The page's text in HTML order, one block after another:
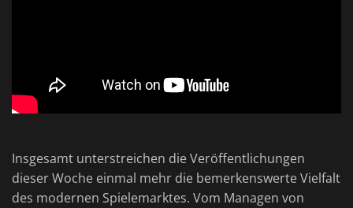
Insgesamt unterstreichen die Veröffentlichungen
dieser Woche einmal mehr die bemerkenswerte Vielfalt
des modernen Spielemarktes. Vom Managen von